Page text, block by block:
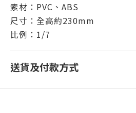
素材：PVC、ABS
尺寸：全高約230mm
比例：1/7
送貨及付款方式